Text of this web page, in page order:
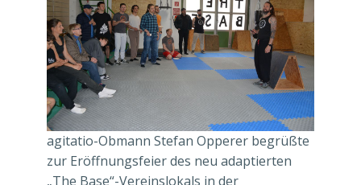
agitatio-Obmann Stefan Opperer begrüßte
zur Eröffnungsfeier des neu adaptierten
„The Base“-Vereinslokals in der